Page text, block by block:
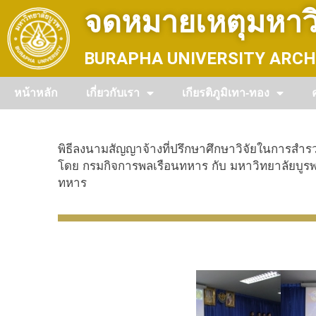
content
จดหมายเหตุมหา
BURAPHA UNIVERSITY
หน้าหลัก เกี่ยวกับเรา เกียรติภูมิเทา-ทอง
พิธีลงนามสัญญาจ้างที่ปรึกษาศึกษาวิจัยในการสำ
โดย กรมกิจการพลเรือนทหาร กับ มหาวิทยาลัยบู
ทหาร